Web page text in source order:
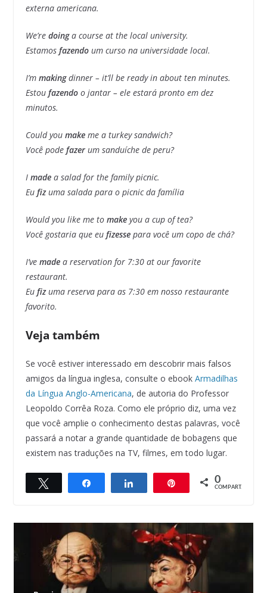
externa americana.
We’re doinga course at the local university.
Estamos fazendoum curso na universidade local.
I’m makingdinner – it’ll be ready in about ten minutes.
Estou fazendoo jantar – ele estará pronto em dez
minutos.
Could you makeme a turkey sandwich?
Você pode fazerum sanduíche de peru?
I madea salad for the family picnic.
Eu fizuma salada para o picnic da família
Would you like me to makeyou a cup of tea?
Você gostaria que eu fizessepara você um copo de chá?
I’ve madea reservation for 7:30 at our favorite
restaurant.
Eu fizuma reserva para as 7:30 em nosso restaurante
favorito.
Veja também
Se você estiver interessado em descobrir mais falsos
amigos da língua inglesa, consulte o ebook Armadilhas
da Língua Anglo-Americana, de autoria do Professor
Leopoldo Corrêa Roza. Como ele próprio diz, uma vez
que você amplie o conhecimento destas palavras, você
passará a notar a grande quantidade de bobagens que
existem nas traduções na TV, filmes, em todo lugar.
Compartilhar Compartilhar 0
COMPART.